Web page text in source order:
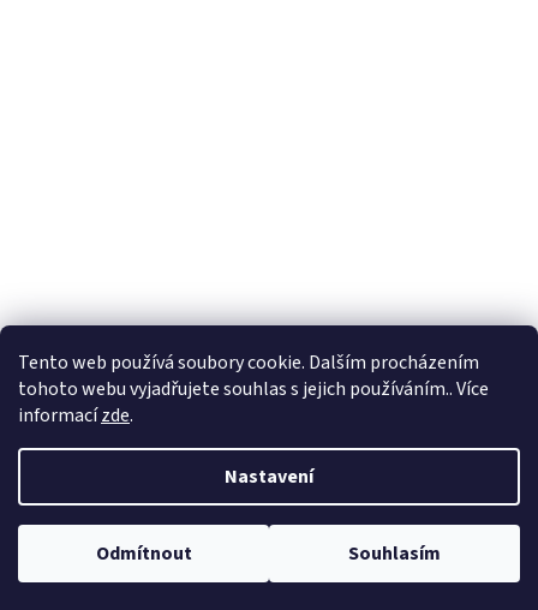
Tento web používá soubory cookie. Dalším procházením
tohoto webu vyjadřujete souhlas s jejich používáním.. Více
informacízde.
Nastavení
Odmítnout Souhlasím
Vytvořil Shoptet
Copyright 2026BIOTRADECORP s.r.o. . Všechna práva vyhrazena.